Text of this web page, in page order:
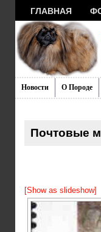
ГЛАВНАЯ
Новости О Породе
Почтовые
[Show as slideshow]